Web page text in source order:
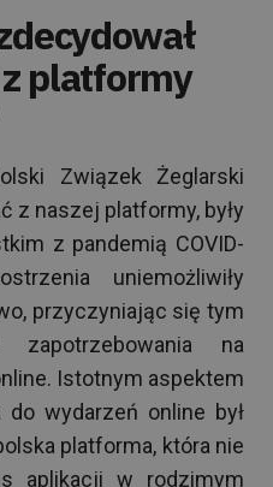
platformy
Związek Żeglarski
z naszej platformy, były
z pandemią COVID-
uniemożliwiły
przyczyniając się tym
na
Istotnym aspektem
wydarzeń online był
platforma, która nie
aplikacji w rodzimym